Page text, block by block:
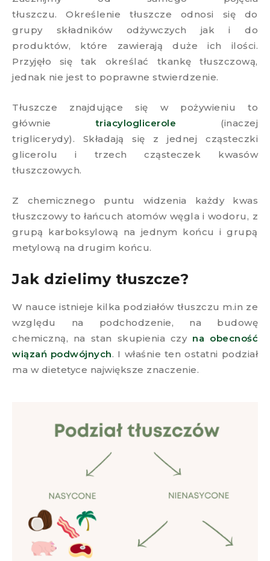
tłuszczu. Określenie tłuszcze odnosi się do
grupy składników odżywczych jak i do
produktów, które zawierają duże ich ilości.
Przyjęło się tak określać tkankę tłuszczową,
jednak nie jest to poprawne stwierdzenie.
Tłuszcze znajdujące się w pożywieniu to
głównietriacyloglicerole (inaczej
triglicerydy). Składają się z jednej cząsteczki
glicerolu i trzech cząsteczek kwasów
tłuszczowych.
Z chemicznego puntu widzenia każdy kwas
tłuszczowy to łańcuch atomów węgla i wodoru, z
grupą karboksylową na jednym końcu i grupą
metylową na drugim końcu.
Jak dzielimy tłuszcze?​
W nauce istnieje kilka podziałów tłuszczu m.in ze
względu na podchodzenie, na budowę
chemiczną, na stan skupienia czy na obecność
wiązań podwójnych. I właśnie ten ostatni podział
ma w dietetyce największe znaczenie.